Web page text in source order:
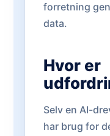
forretning
data.
Hvor er
Selv en AI-
har brug for